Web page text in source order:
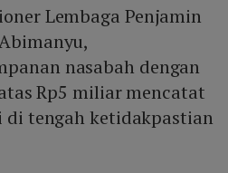
Lembaga Penjamin
nasabah dengan
Rp5 miliar mencatat
tengah ketidakpastian